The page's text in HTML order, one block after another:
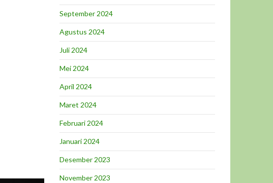
September 2024
Agustus 2024
Juli 2024
Mei 2024
April 2024
Maret 2024
Februari 2024
Januari 2024
Desember 2023
November 2023